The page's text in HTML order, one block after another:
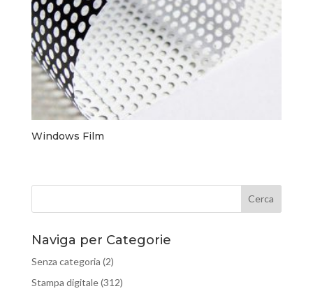
Windows Film
Naviga per Categorie
Senza categoria (2)
Stampa digitale(312)